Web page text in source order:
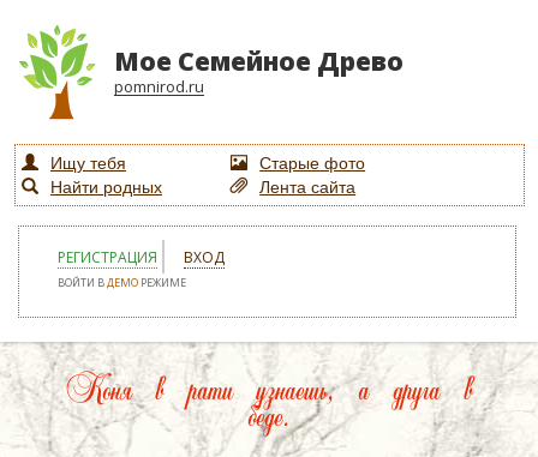
Мое Семейное Древо
pomnirod.ru
Ищу тебя
Старые фото
Найти родных
Лента сайта
РЕГИСТРАЦИЯ ВХОД
ВОЙТИ ВДЕМО РЕЖИМЕ
Коня в рати узнаешь, а друга в
беде.